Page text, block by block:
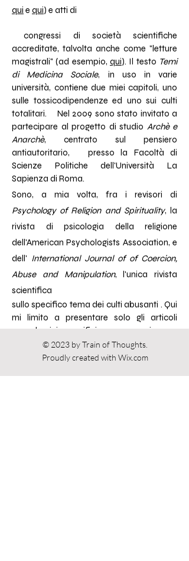
qui e qui) e atti di
Sono, a mia volta, fra i revisori di
Psychology of Religion and Spirituality, la
rivista di psicologia della religione
dell'American Psychologists Association, e
dell' International Journal of of Coercion,
Abuse and Manipulation, l'unica rivista
scientifica
sullo specifico tema dei culti abusanti . Qui
mi limito a presentare solo gli articoli
accademici specifici su persuasione e
libera scelta nei culti.
congressi di società scientifiche
accreditate, talvolta anche come "letture
magistrali" (ad esempio, qui). Il testo Temi
di Medicina Sociale, in uso in varie
università, contiene due miei capitoli, uno
sulle tossicodipendenze ed uno sui culti
totalitari. Nel 2009 sono stato invitato a
partecipare al progetto di studio Archè e
Anarchè, centrato sul pensiero
antiautoritario, presso la Facoltà di
Scienze Politiche dell'Università La
Sapienza di Roma.
© 2023 by Train of Thoughts.
Proudly created with Wix.com